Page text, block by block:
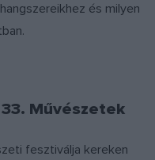
és milyen
Művészetek
fesztiválja kereken